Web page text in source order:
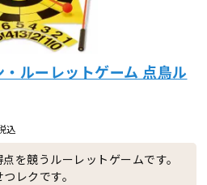
ルーレットゲーム 点鳥ル
込
を競うルーレットゲームです。
レクです。